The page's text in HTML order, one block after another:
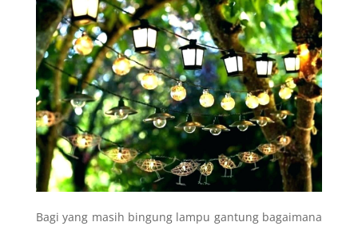
Bagi yang masih bingung lampu gantung bagaimana